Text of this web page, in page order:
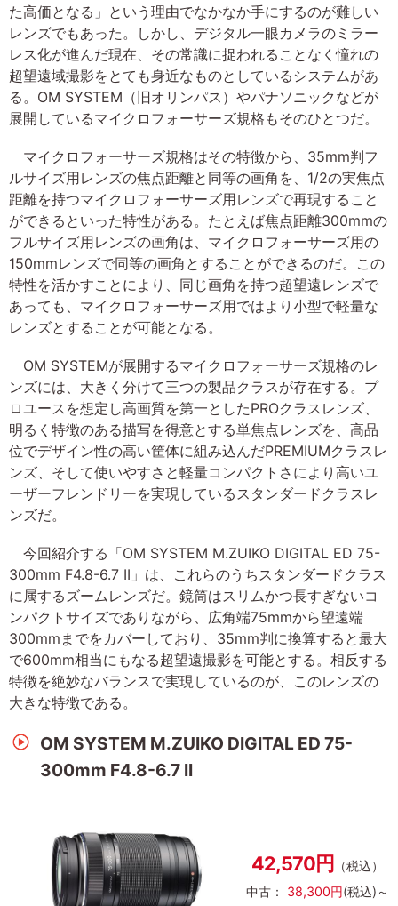
た高価となる」という理由でなかなか手にするのが難しい
レンズでもあった。しかし、デジタル一眼カメラのミラー
レス化が進んだ現在、その常識に捉われることなく憧れの
超望遠域撮影をとても身近なものとしているシステムがあ
る。OM SYSTEM（旧オリンパス）やパナソニックなどが
展開しているマイクロフォーサーズ規格もそのひとつだ。
マイクロフォーサーズ規格はその特徴から、35mm判フ
ルサイズ用レンズの焦点距離と同等の画角を、1/2の実焦点
距離を持つマイクロフォーサーズ用レンズで再現すること
ができるといった特性がある。たとえば焦点距離300mmの
フルサイズ用レンズの画角は、マイクロフォーサーズ用の
150mmレンズで同等の画角とすることができるのだ。この
特性を活かすことにより、同じ画角を持つ超望遠レンズで
あっても、マイクロフォーサーズ用ではより小型で軽量な
レンズとすることが可能となる。
OM SYSTEMが展開するマイクロフォーサーズ規格のレ
ンズには、大きく分けて三つの製品クラスが存在する。プ
ロユースを想定し高画質を第一としたPROクラスレンズ、
明るく特徴のある描写を得意とする単焦点レンズを、高品
位でデザイン性の高い筐体に組み込んだPREMIUMクラスレ
ンズ、そして使いやすさと軽量コンパクトさにより高いユ
ーザーフレンドリーを実現しているスタンダードクラスレ
ンズだ。
今回紹介する「OM SYSTEM M.ZUIKO DIGITAL ED 75-
300mm F4.8-6.7 II」は、これらのうちスタンダードクラス
に属するズームレンズだ。鏡筒はスリムかつ長すぎないコ
ンパクトサイズでありながら、広角端75mmから望遠端
300mmまでをカバーしており、35mm判に換算すると最大
で600mm相当にもなる超望遠撮影を可能とする。相反する
特徴を絶妙なバランスで実現しているのが、このレンズの
大きな特徴である。
OM SYSTEM M.ZUIKO DIGITAL ED 75-
300mm F4.8-6.7 II
42,570円
（税込）
中古： 38,300円(税込)～